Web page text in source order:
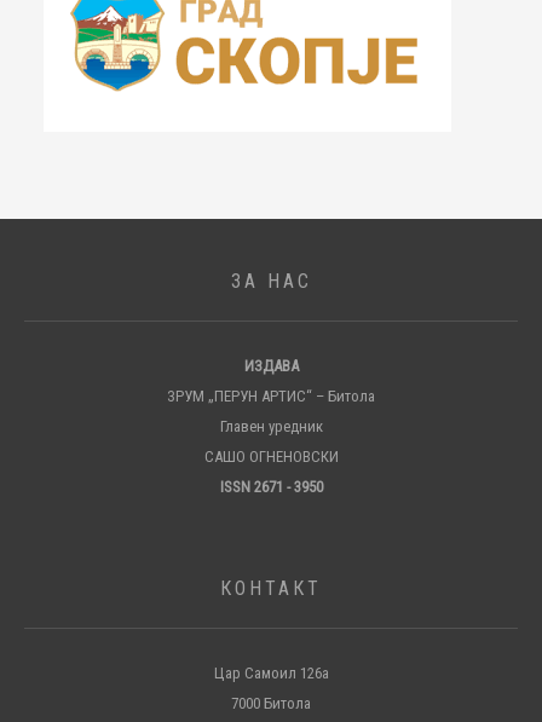
ЗА НАС
ИЗДАВА
ЗРУМ „ПЕРУН АРТИС“ – Битола
Главен уредник
САШО ОГНЕНОВСКИ
ISSN 2671 - 3950
КОНТАКТ
Цар Самоил 126а
7000 Битола